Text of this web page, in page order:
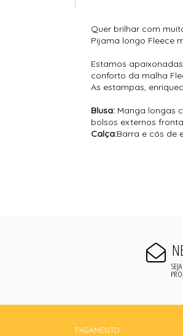
Quer brilhar com
Pijama longo Fleece
Estamos
conforto da malha
As estampas,
Blusa: Manga longas
bolsos externos
Calça:Barra e cós de
PAGAMENTO